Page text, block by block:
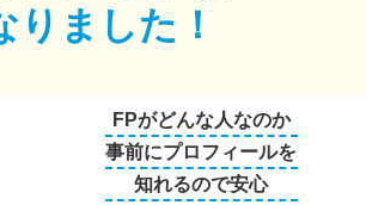
りました！
FPがどんな人なのか
事前にプロフィールを
知れるので安心